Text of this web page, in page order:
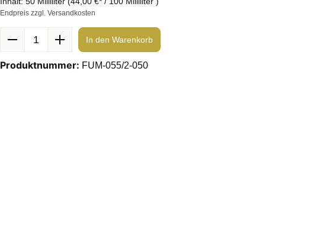
Endpreis zzgl. Versandkosten
In den Warenkorb
Produktnummer: FUM-055/2-050